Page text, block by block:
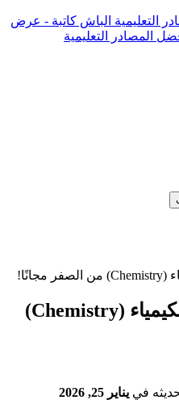
الباش كاتبة - عرض
المصادر التعليمية
أفضل 3 مواقع لتعليم الكيمياء (Chemistry)
في يناير 25, 2026